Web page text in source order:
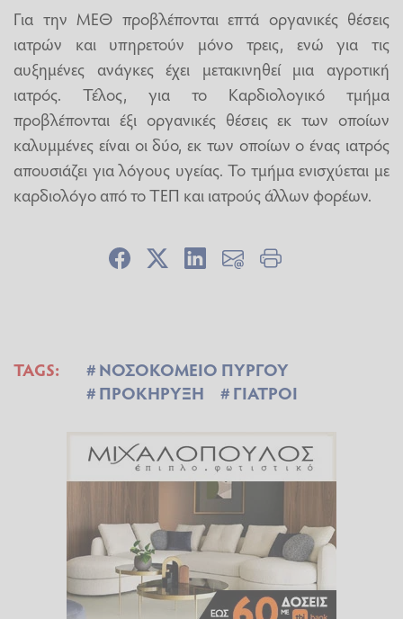
Για την ΜΕΘ προβλέπονται επτά οργανικές θέσεις
ιατρών και υπηρετούν μόνο τρεις, ενώ για τις
αυξημένες ανάγκες έχει μετακινηθεί μια αγροτική
ιατρός. Τέλος, για το Καρδιολογικό τμήμα
προβλέπονται έξι οργανικές θέσεις εκ των οποίων
καλυμμένες είναι οι δύο, εκ των οποίων ο ένας ιατρός
απουσιάζει για λόγους υγείας. Το τμήμα ενισχύεται με
καρδιολόγο από το ΤΕΠ και ιατρούς άλλων φορέων.
TAGS:
ΝΟΣΟΚΟΜΕΙΟ ΠΥΡΓΟΥ
ΠΡΟΚΗΡΥΞΗ
ΓΙΑΤΡΟΙ